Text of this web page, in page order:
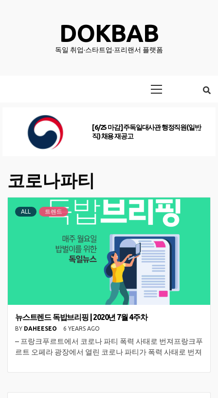
DOKBAB
독일 취업·스타트업·프리랜서 플랫폼
[6/25 마감] 주독일대사관 행정직원(일반
직) 채용 재공고
코로나파티
ALL 트렌드
뉴스트렌드 독밥브리핑 | 2020년 7월 4주차
BY DAHEESEO 6 YEARS AGO
– 프랑크푸르트에서 코로나 파티 폭력 사태로 번져프랑크푸
르트 오페라 광장에서 열린 코로나 파티가 폭력 사태로 번져